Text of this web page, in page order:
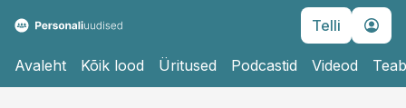
Telli
Avaleht Kõik lood Üritused Podcastid Videod